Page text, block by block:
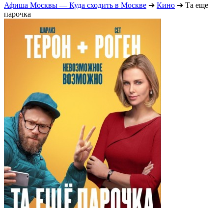
Афиша Москвы — Куда сходить в Москве ➔ Кино ➔ Та еще
парочка